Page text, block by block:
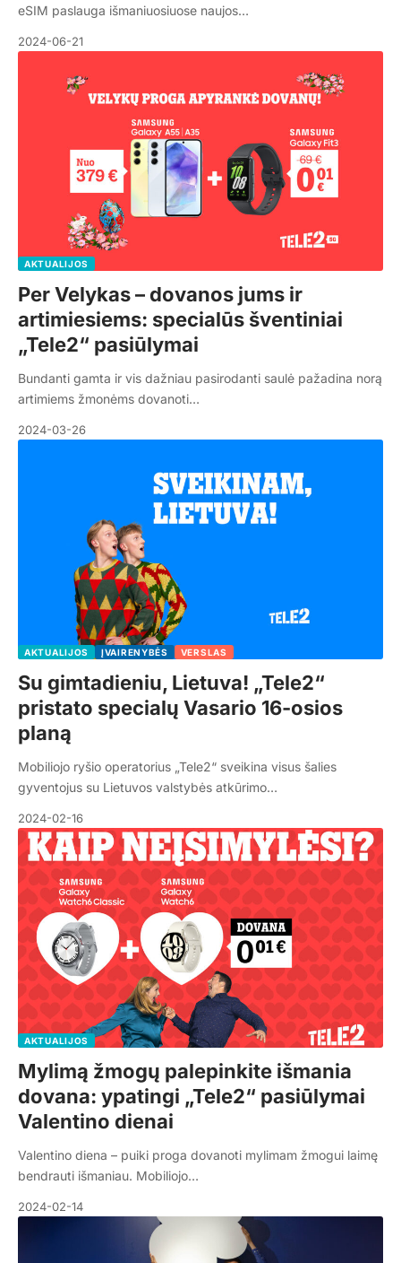
eSIM paslauga išmaniuosiuose naujos…
2024-06-21
AKTUALIJOS
Per Velykas – dovanos jums ir
artimiesiems: specialūs šventiniai
„Tele2“ pasiūlymai
Bundanti gamta ir vis dažniau pasirodanti saulė pažadina norą
artimiems žmonėms dovanoti…
2024-03-26
AKTUALIJOS ĮVAIRENYBĖS VERSLAS
Su gimtadieniu, Lietuva! „Tele2“
pristato specialų Vasario 16-osios
planą
Mobiliojo ryšio operatorius „Tele2“ sveikina visus šalies
gyventojus su Lietuvos valstybės atkūrimo…
2024-02-16
AKTUALIJOS
Mylimą žmogų palepinkite išmania
dovana: ypatingi „Tele2“ pasiūlymai
Valentino dienai
Valentino diena – puiki proga dovanoti mylimam žmogui laimę
bendrauti išmaniau. Mobiliojo…
2024-02-14